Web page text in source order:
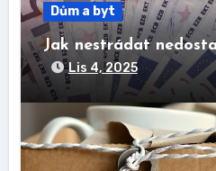
Dům a byt
Jak nestrádat
Lis 4, 2025